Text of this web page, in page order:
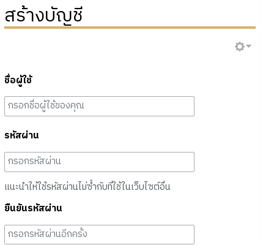
สร้างบัญชี
ชื่อผู้ใช้
รหัสผ่าน
แนะนำให้ใช้รหัสผ่านไม่ซ้ำกับที่ใช้ในเว็บไซต์อื่น
ยืนยันรหัสผ่าน